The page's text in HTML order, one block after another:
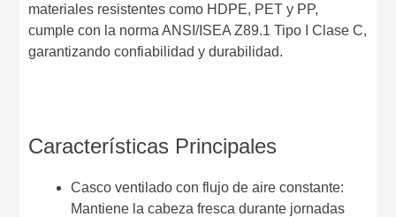
materiales resistentes como HDPE, PET y PP,
cumple con la norma ANSI/ISEA Z89.1 Tipo I Clase C,
garantizando confiabilidad y durabilidad.
Características Principales
Casco ventilado con flujo de aire constante:
Mantiene la cabeza fresca durante jornadas